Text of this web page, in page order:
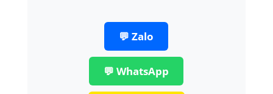
💬 Zalo
💬 WhatsApp